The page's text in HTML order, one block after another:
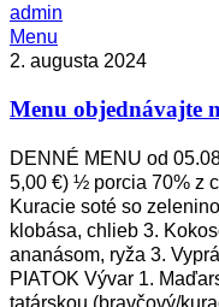
admin
Menu
objednávajte
0949
503
Menu
2. augusta 2024
Menu objednávajte
DENNÉ MENU od
5,00 €) ½ porcia 70% z
Kuracie soté so
klobása, chlieb 3.
ananásom, ryža 3.
PIATOK Vývar 1.
tatárskou (bravčový/